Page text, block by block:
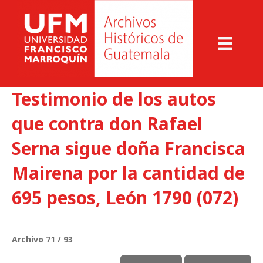
Testimonio de los autos
que contra don Rafael
Serna sigue doña Francisca
Mairena por la cantidad de
695 pesos, León 1790 (072)
Archivo 71 / 93